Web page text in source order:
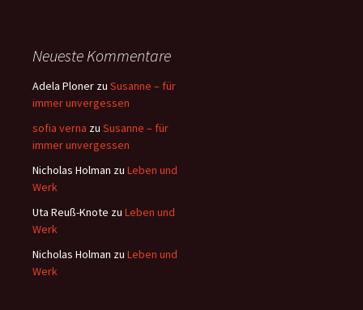
Neueste Kommentare
Adela Ploner zu Susanne – für
immer unvergessen
sofia verna zu Susanne – für
immer unvergessen
Nicholas Holman zu Leben und
Werk
Uta Reuß-Knote zu Leben und
Werk
Nicholas Holman zu Leben und
Werk